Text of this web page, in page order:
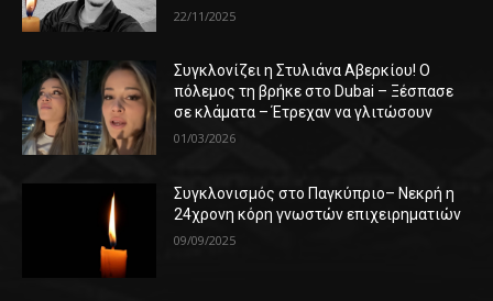
22/11/2025
Συγκλονίζει η Στυλιάνα Αβερκίου! Ο
πόλεμος τη βρήκε στο Dubai – Ξέσπασε
σε κλάματα – Έτρεχαν να γλιτώσουν
01/03/2026
Συγκλονισμός στο Παγκύπριο– Νεκρή η
24χρονη κόρη γνωστών επιχειρηματιών
09/09/2025